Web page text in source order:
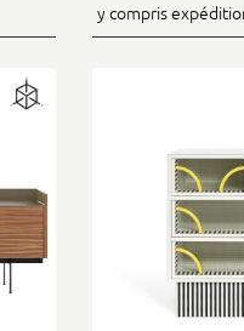
y compris